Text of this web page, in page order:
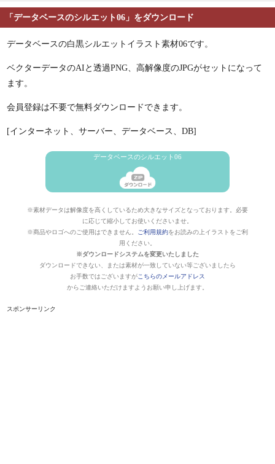
「データベースのシルエット06」をダウンロード
データベースの白黒シルエットイラスト素材06です。
ベクターデータのAIと透過PNG、高解像度のJPGがセットになって
ます。
会員登録は不要で無料ダウンロードできます。
[インターネット、サーバー、データベース、DB]
データベースのシルエット06
※素材データは解像度を高くしているため大きなサイズとなっております。必要
に応じて縮小してお使いくださいませ。
※商品やロゴへのご使用はできません。
ご利用規約をお読みの上イラストをご利
用ください。
※ダウンロードシステムを変更いたしました
ダウンロードできない、または素材が一致していない等ございましたら
お手数ではございますがこちらのメールアドレス
からご連絡いただけますようお願い申し上げます。
スポンサーリンク